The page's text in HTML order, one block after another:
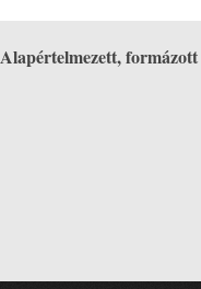
Alapértelmezett, formázott